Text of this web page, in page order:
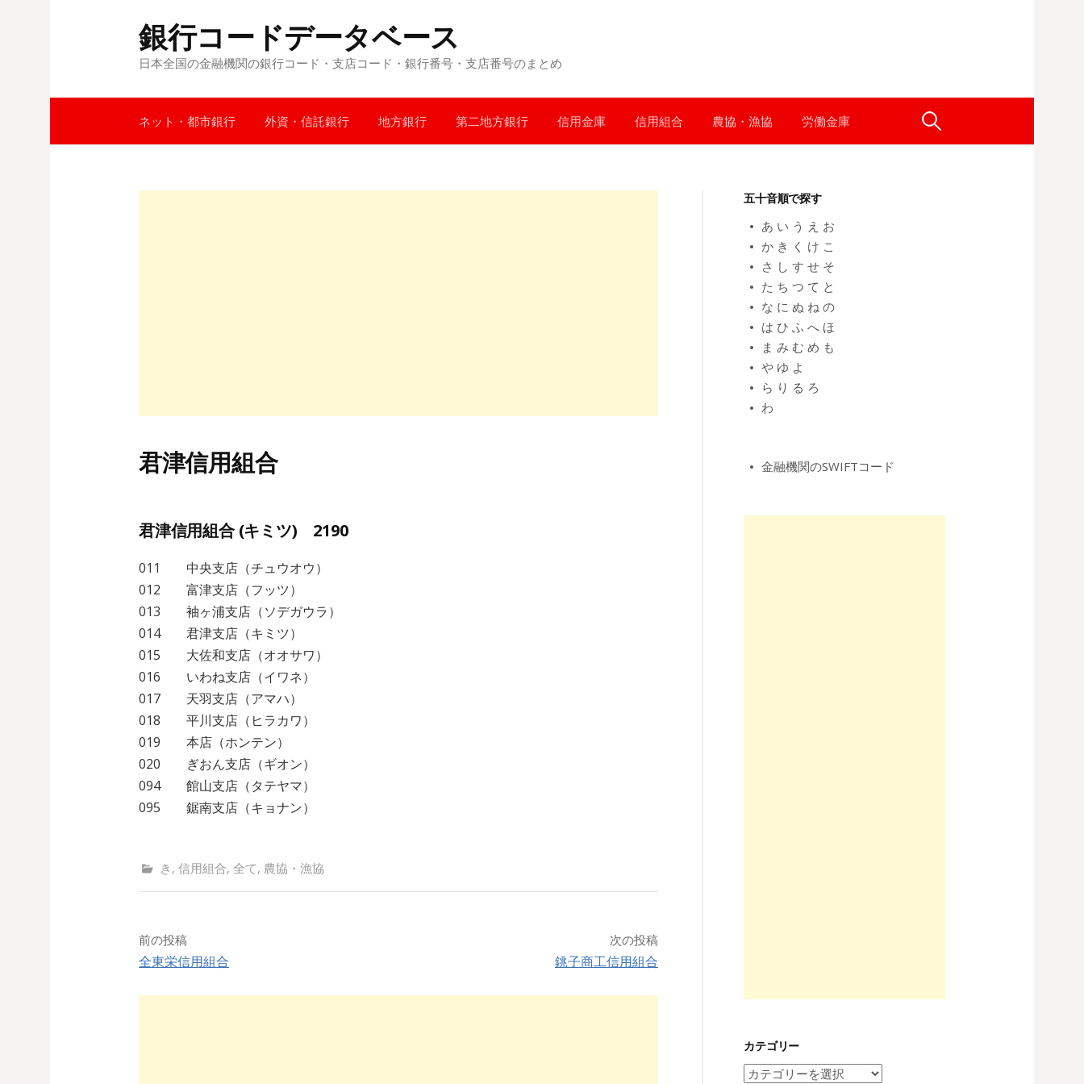
ツ
ス
銀行コードデータベース
日本全国の金融機関の銀行コード・支店コード・銀行番号・支店番号のまとめ
ネット・都市銀行 外資・信託銀行 地方銀行 第二地方銀行 信用金庫 信用組合 農協・漁協 労働金庫 検
君津信用組合
君津信用組合 (キミツ) 2190
011 中央支店（チュウオウ）
012 富津支店（フッツ）
013 袖ヶ浦支店（ソデガウラ）
014 君津支店（キミツ）
015 大佐和支店（オオサワ）
016 いわね支店（イワネ）
017 天羽支店（アマハ）
018 平川支店（ヒラカワ）
019 本店（ホンテン）
020 ぎおん支店（ギオン）
094 館山支店（タテヤマ）
095 鋸南支店（キョナン）
き , 信用組合, 全て, 農協・漁協
投
前の投稿
全東栄信用組合
次の投稿
銚子商工信用組合
五十音順で探す
あ い う え お
か き く け こ
さ し す せ そ
た ち つ て と
な に ぬ ね の
は ひ ふ へ ほ
ま み む め も
や ゆ よ
ら り る ろ
わ
金融機関のSWIFTコード
カテゴリー
カ